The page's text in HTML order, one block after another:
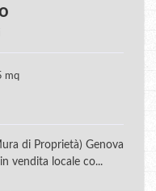
mq
di Proprietà) Genova
vendita locale co...